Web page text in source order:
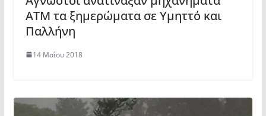
ΑΤΜ τα ξημερώματα σε Υμηττό και
Παλλήνη
14 Μαΐου 2018